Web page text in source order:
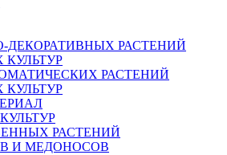
ДЕКОРАТИВНЫХ РАСТЕНИЙ
РАСТЕНИЙ
РАСТЕНИЙ
И МЕДОНОСОВ